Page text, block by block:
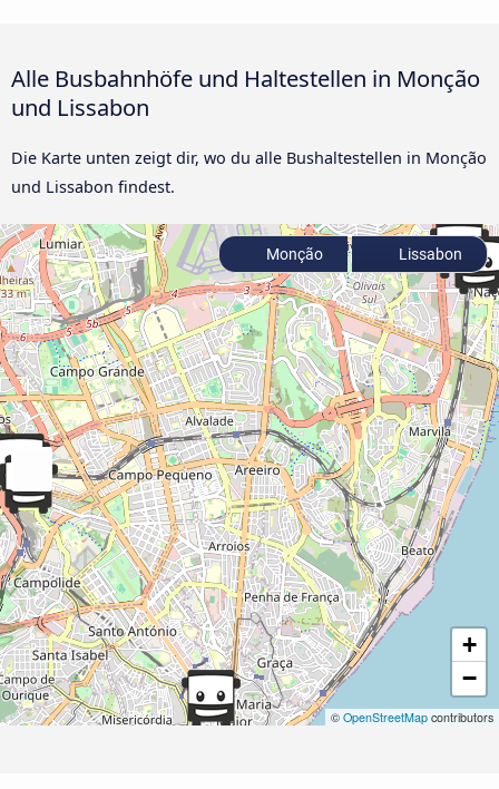
Alle Busbahnhöfe und Haltestellen in Monção
und Lissabon
Die Karte unten zeigt dir, wo du alle Bushaltestellen in Monção
und Lissabon findest.
+
−
© OpenStreetMap contributors
Monção Lissabon